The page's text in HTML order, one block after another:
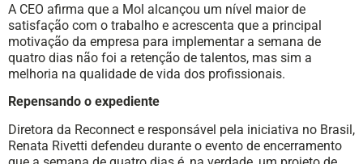
A CEO afirma que a Mol alcançou um nível maior de
satisfação com o trabalho e acrescenta que a principal
motivação da empresa para implementar a semana de
quatro dias não foi a retenção de talentos, mas sim a
melhoria na qualidade de vida dos profissionais.
Repensando o expediente
Diretora da Reconnect e responsável pela iniciativa no Brasil,
Renata Rivetti defendeu durante o evento de encerramento